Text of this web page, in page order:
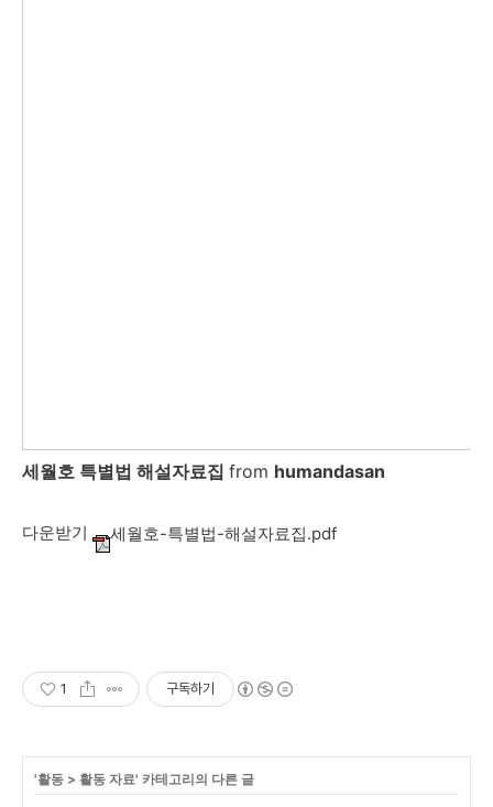
세월호 특별법 해설자료집 from humandasan
다운받기 세월호-특별법-해설자료집.pdf
1 구독하기
'활동 > 활동 자료' 카테고리의 다른 글